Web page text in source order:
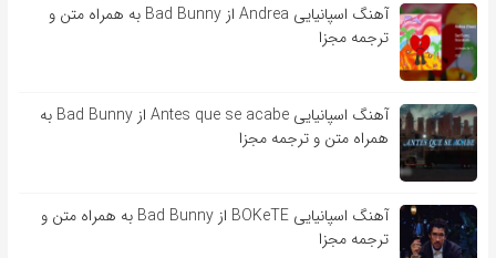
آهنگ اسپانیایی Andrea از Bad Bunny به همراه متن و
ترجمه مجزا
آهنگ اسپانیایی Antes que se acabe از Bad Bunny به
همراه متن و ترجمه مجزا
آهنگ اسپانیایی BOKeTE از Bad Bunny به همراه متن و
ترجمه مجزا